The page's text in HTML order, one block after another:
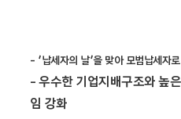
- ‘납세자의 날’을 맞아 모범납세자
- 우수한 기업지배구조와 높
임 강화